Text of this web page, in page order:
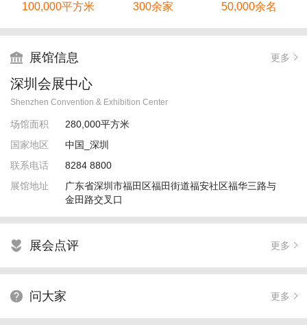
100,000平方米 300余家 50,000余名
 展馆信息 更多
深圳会展中心
Shenzhen Convention & Exhibition Center
场馆面积
280,000平方米
国家地区
中国_深圳
联系电话
8284 8800
展馆地址
广东省深圳市福田区福田街道福安社区福华三路与
金田路交叉口
 展会点评 更多
 问大家 更多